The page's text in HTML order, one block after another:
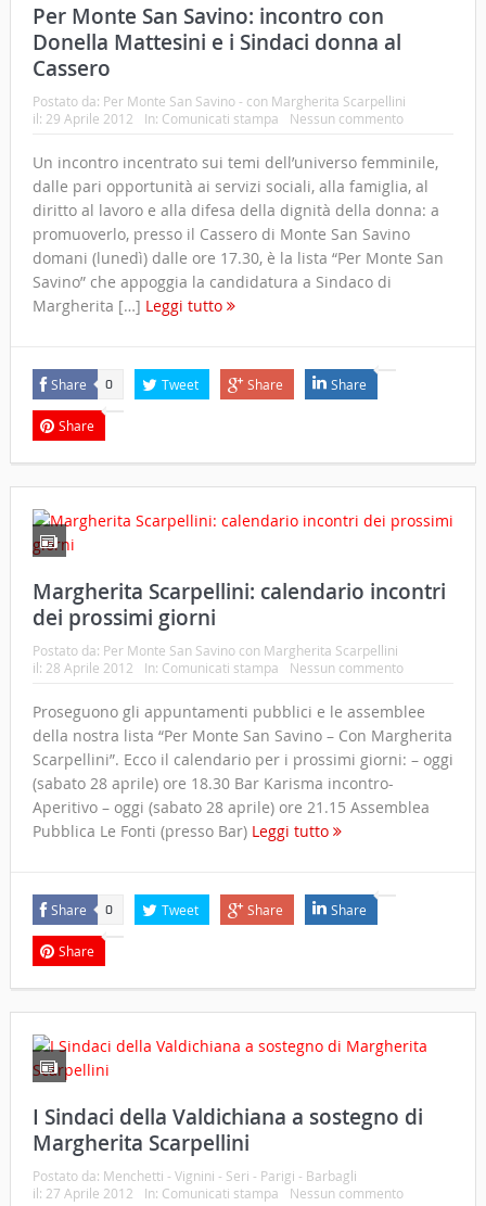
Per Monte San Savino: incontro con
Donella Mattesini e i Sindaci donna al
Cassero
Postato da: Per Monte San Savino - con Margherita Scarpellini
il: 29 Aprile 2012 In: Comunicati stampa Nessun commento
Un incontro incentrato sui temi dell’universo femminile,
dalle pari opportunità ai servizi sociali, alla famiglia, al
diritto al lavoro e alla difesa della dignità della donna: a
promuoverlo, presso il Cassero di Monte San Savino
domani (lunedì) dalle ore 17.30, è la lista “Per Monte San
Savino” che appoggia la candidatura a Sindaco di
Margherita […] Leggi tutto
Share 0 Tweet Share Share
Share
Margherita Scarpellini: calendario incontri
dei prossimi giorni
Postato da: Per Monte San Savino con Margherita Scarpellini
il: 28 Aprile 2012 In: Comunicati stampa Nessun commento
Proseguono gli appuntamenti pubblici e le assemblee
della nostra lista “Per Monte San Savino – Con Margherita
Scarpellini”. Ecco il calendario per i prossimi giorni: – oggi
(sabato 28 aprile) ore 18.30 Bar Karisma incontro-
Aperitivo – oggi (sabato 28 aprile) ore 21.15 Assemblea
Pubblica Le Fonti (presso Bar) Leggi tutto
Share 0 Tweet Share Share
Share
I Sindaci della Valdichiana a sostegno di
Margherita Scarpellini
Postato da: Menchetti - Vignini - Seri - Parigi - Barbagli
il: 27 Aprile 2012 In: Comunicati stampa Nessun commento